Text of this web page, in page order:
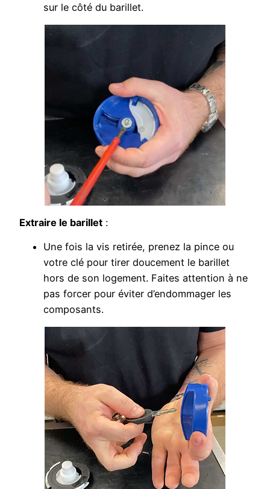
sur le côté du barillet.
Extraire le barillet :
Une fois la vis retirée, prenez la pince ou
votre clé pour tirer doucement le barillet
hors de son logement. Faites attention à ne
pas forcer pour éviter d’endommager les
composants.